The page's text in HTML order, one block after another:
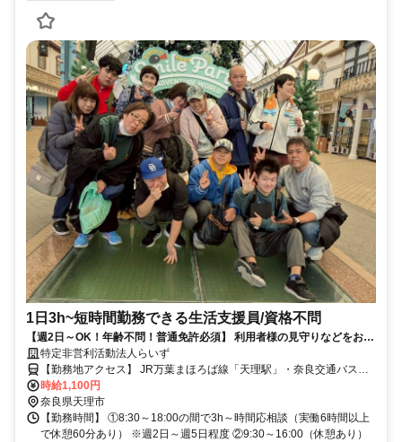
1日3h~短時間勤務できる生活支援員/資格不問
【週2日～OK！年齢不問！普通免許必須】 利用者様の見守りなどをお任
せします 扶養内勤務OK・子育て世代応援
特定非営利活動法人らいず
【勤務地アクセス】 JR万葉まほろば線「天理駅」・奈良交通バス停
「天理駅」下車後徒歩4分 奈良交通バス停「天理市庁前」下車後徒歩
9分 近鉄天理線「前栽駅」から徒歩22分 JR万葉まほろば線「長柄
駅」から車で8分 近鉄天理線「二階堂駅」から車で11分 近鉄天理線
「平端駅」から車で17分 〇車通勤可(駐車場完備) 〇交通費規定内支
時給1,100円
奈良県天理市
【勤務時間】 ①8:30～18:00の間で3h～時間応相談（実働6時間以上
で休憩60分あり） ※週2日～週5日程度 ②9:30～16:00（休憩あり）